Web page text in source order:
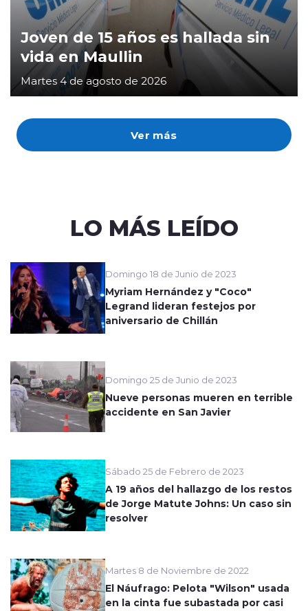
Ver más
Joven de 15 años es hallada sin
vida en Maullin
Martes 4 de agosto de 2026
LO MÁS LEÍDO
Domingo 18 de Junio de 2023
Myriam Hernández y "Coco"
Legrand lideran festejos por
aniversario de Chillán
Domingo 25 de Junio de 2023
Nueve personas mueren en terrible
accidente en San Javier
Sábado 25 de Febrero de 2023
A 19 años del hallazgo de los restos
de Jorge Matute Johns: Un caso sin
resolver
Martes 8 de Noviembre de 2022
El Náufrago: Pelota "Wilson" usada
en la cinta fue subastada por casi